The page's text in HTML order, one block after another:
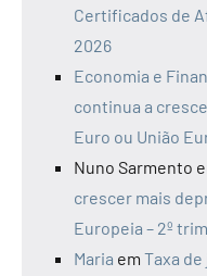
Certificados de
2026
Economia e
continua a
Euro ou União
Nuno Sarmento
crescer mais
Europeia – 2º
Maria em Taxa